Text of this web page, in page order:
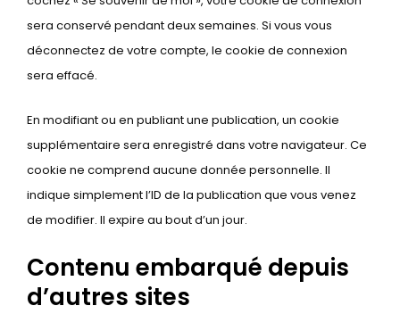
sera conservé pendant deux semaines. Si vous vous
déconnectez de votre compte, le cookie de connexion
sera effacé.
En modifiant ou en publiant une publication, un cookie
supplémentaire sera enregistré dans votre navigateur. Ce
cookie ne comprend aucune donnée personnelle. Il
indique simplement l’ID de la publication que vous venez
de modifier. Il expire au bout d’un jour.
Contenu embarqué depuis
d’autres sites